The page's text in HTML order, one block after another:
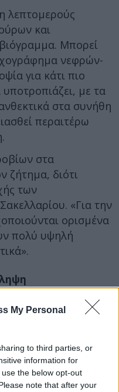
My Personal
to third parties, or
information for
the below opt-out
note that after your
λεπτομερούς
και
Μπορεί
νεφρών-
για κάτι πιο
με τα
στα συνήθη
περαιτέρω
στα
ζήτημα, διότι
των
«Για την
ορισμένα
πολύ υψηλή
θεραπεία είναι
μία πάθηση που
Για τη μείωση του
συνιστάται:
υγρών (κατά